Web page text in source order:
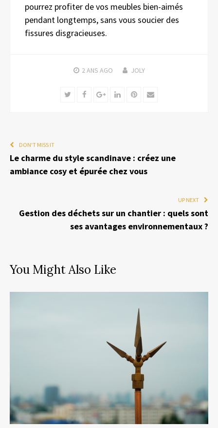
pourrez profiter de vos meubles bien-aimés
pendant longtemps, sans vous soucier des
fissures disgracieuses.
2 ANS AGO JOLY
TwitterFacebookGoogle+LinkedInPinterest
Email
DON'T MISS IT
Le charme du style scandinave : créez une
ambiance cosy et épurée chez vous
UP NEXT
Gestion des déchets sur un chantier : quels sont
ses avantages environnementaux ?
You Might Also Like